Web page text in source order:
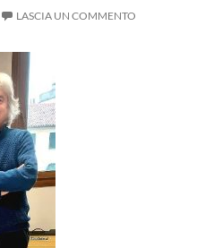
LASCIA UN COMMENTO